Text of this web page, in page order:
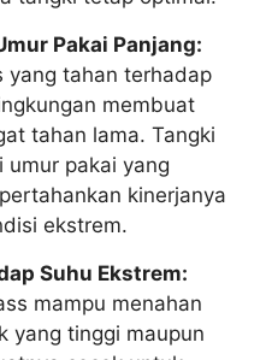
Pakai Panjang:
yang tahan terhadap
membuat
tahan lama. Tangki
umur pakai yang
kinerjanya
ekstrem.
Suhu Ekstrem:
mampu menahan
yang tinggi maupun